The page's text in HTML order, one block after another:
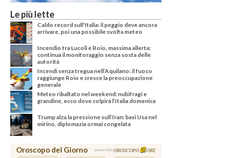
Le più lette
Caldo record sull'Italia: il peggio deve ancora
arrivare, poi una possibile svolta meteo
Incendio tra Lucoli e Roio, massima allerta:
continua il monitoraggio senza sosta delle
autorità
Incendi senza tregua nell’Aquilano: il fuoco
raggiunge Roio e cresce la preoccupazione
generale
Meteo ribaltato nel weekend: nubifragi e
grandine, ecco dove colpirà l’Italia domenica
Trump alza la pressione sull’Iran: basi Usa nel
mirino, diplomazia ormai congelata
Oroscopo del Giorno powered byOROSCOPO ORE